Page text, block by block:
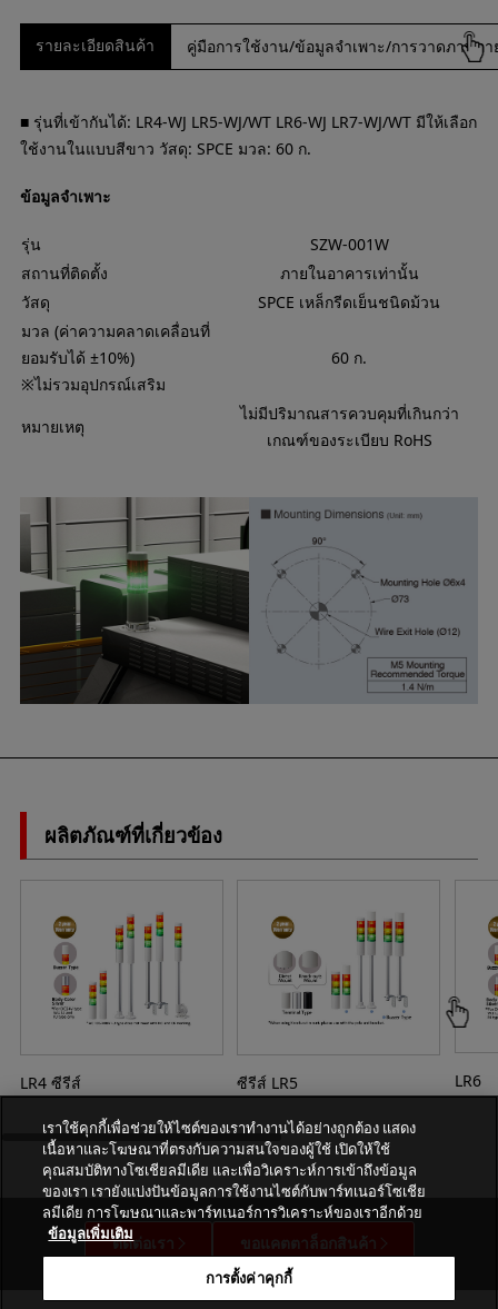
รายละเอียดสินค้า คู่มือการใช้งาน/ข้อมูลจำเพาะ/การวาดภาพภ
■ รุ่นที่เข้ากันได้: LR4-WJ LR5-WJ/WT LR6-WJ LR7-WJ/WT มีให้เลือก
ใช้งานในแบบสีขาว วัสดุ: SPCE มวล: 60 ก.
ข้อมูลจำเพาะ
รุ่น
SZW-001W
สถานที่ติดตั้ง
ภายในอาคารเท่านั้น
วัสดุ
SPCE เหล็กรีดเย็นชนิดม้วน
มวล (ค่าความคลาดเคลื่อนที่
ยอมรับได้ ±10%)
※ไม่รวมอุปกรณ์เสริม
60 ก.
หมายเหตุ
ไม่มีปริมาณสารควบคุมที่เกินกว่า
เกณฑ์ของระเบียบ RoHS
ผลิตภัณฑ์ที่เกี่ยวข้อง
LR4 ซีรีส์ ซีรีส์ LR5 LR6
ติดต่อเรา ขอแคตตาล็อกสินค้า
เราใช้คุกกี้เพื่อช่วยให้ไซต์ของเราทำงานได้อย่างถูกต้อง แสดง
เนื้อหาและโฆษณาที่ตรงกับความสนใจของผู้ใช้ เปิดให้ใช้
คุณสมบัติทางโซเชียลมีเดีย และเพื่อวิเคราะห์การเข้าถึงข้อมูล
ของเรา เรายังแบ่งปันข้อมูลการใช้งานไซต์กับพาร์ทเนอร์โซเชีย
ลมีเดีย การโฆษณาและพาร์ทเนอร์การวิเคราะห์ของเราอีกด้วย
ข้อมูลเพิ่มเติม
การตั้งค่าคุกกี้